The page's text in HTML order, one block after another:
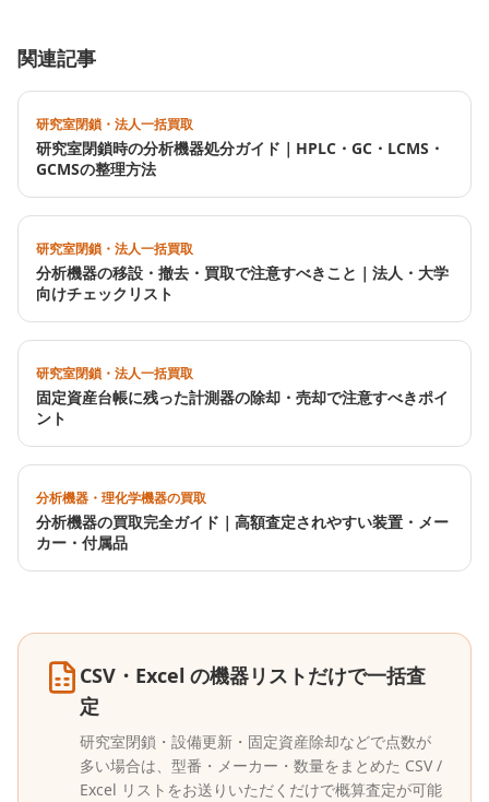
関連記事
研究室閉鎖・法人一括買取
研究室閉鎖時の分析機器処分ガイド｜HPLC・GC・LCMS・
GCMSの整理方法
研究室閉鎖・法人一括買取
分析機器の移設・撤去・買取で注意すべきこと｜法人・大学
向けチェックリスト
研究室閉鎖・法人一括買取
固定資産台帳に残った計測器の除却・売却で注意すべきポイ
ント
分析機器・理化学機器の買取
分析機器の買取完全ガイド｜高額査定されやすい装置・メー
カー・付属品
CSV・Excel の機器リストだけで一括査
定
研究室閉鎖・設備更新・固定資産除却などで点数が
多い場合は、型番・メーカー・数量をまとめた CSV /
Excel リストをお送りいただくだけで概算査定が可能